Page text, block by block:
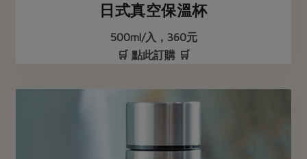
日式真空保溫杯
500ml/入，360元
🛒 點此訂購 🛒